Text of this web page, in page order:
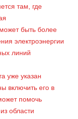
там, где
быть более
электроэнергии
линий
уже указан
включить его в
помочь
области